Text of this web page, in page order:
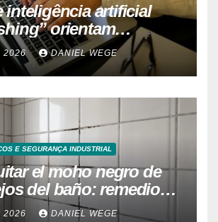
inteligência artificial
orientam
2026 DANIEL WEGE
E SEGURANÇA INDUSTRIAL
el moho negro de
del baño: remedios
2026 DANIEL WEGE